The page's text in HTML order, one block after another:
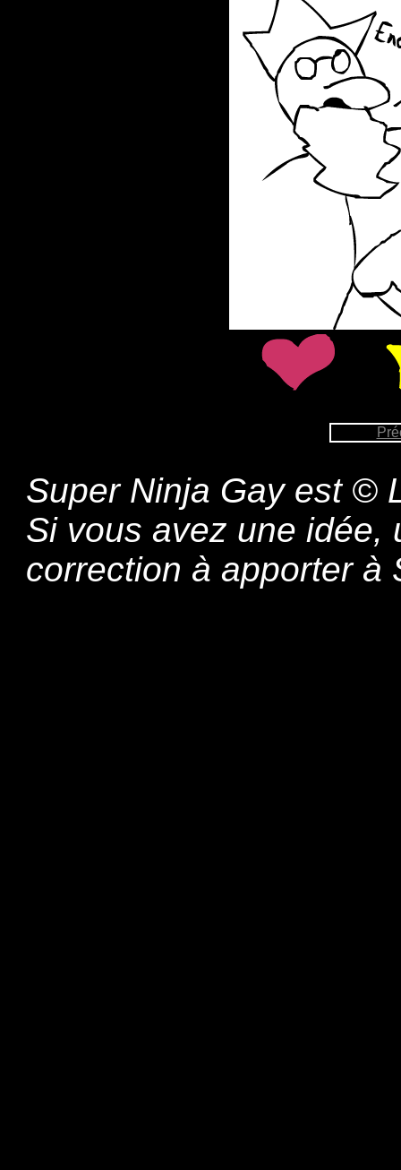
Super Ninja Gay est ©
Si vous avez une idée,
correction à apporter à